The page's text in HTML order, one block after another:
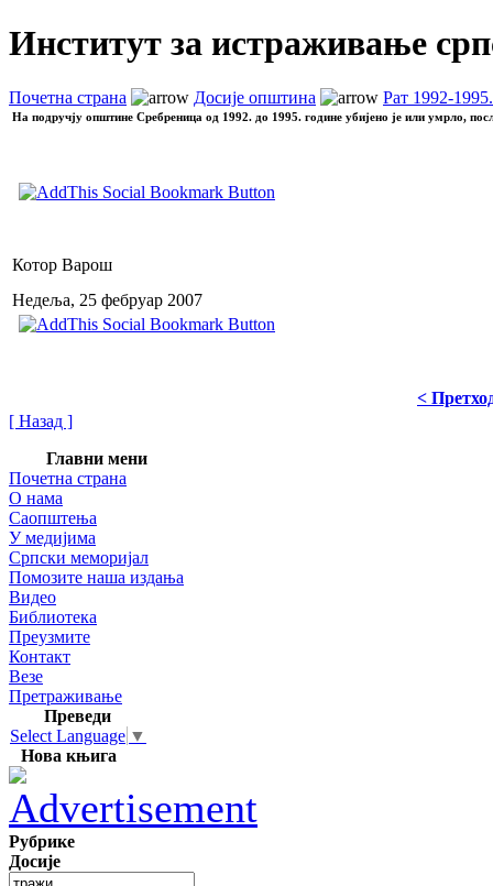
Институт за истраживање
Почетна страна Досије општина Рат 1992-
На подручју општине Сребреница од 1992. до 1995. године убијено је или умрло,
Котор Варош
Недеља, 25 фебруар 2007
<
[ Назад ]
Главни мени
Почетна страна
О нама
Саопштења
У медијима
Српски меморијал
Помозите наша издања
Видео
Библиотека
Преузмите
Контакт
Везе
Претраживање
Преведи
Select Language ▼
Нова књига
Рубрике
Досије